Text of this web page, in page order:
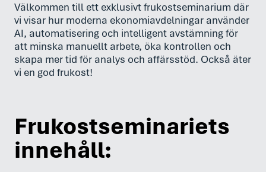
Välkommen till ett exklusivt frukostseminarium där
vi visar hur moderna ekonomiavdelningar använder
AI, automatisering och intelligent avstämning för
att minska manuellt arbete, öka kontrollen och
skapa mer tid för analys och affärsstöd. Också äter
vi en god frukost!
Frukostseminariets
innehåll: